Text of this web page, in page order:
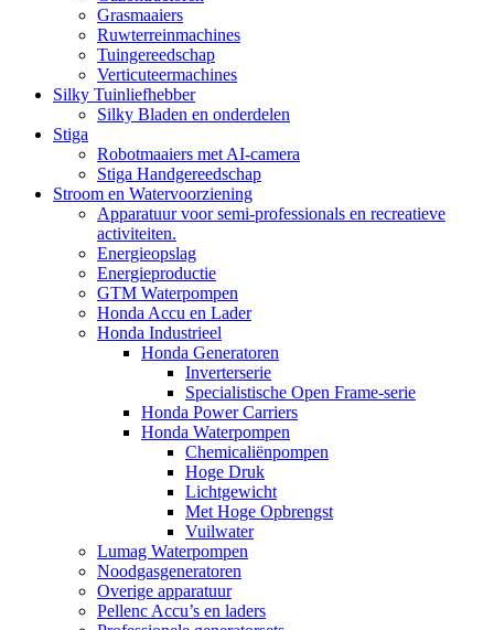
Grasmaaiers
Ruwterreinmachines
Tuingereedschap
Verticuteermachines
Silky Tuinliefhebber
Silky Bladen en onderdelen
Stiga
Robotmaaiers met AI-camera
Stiga Handgereedschap
Stroom en Watervoorziening
Apparatuur voor semi-professionals en recreatieve
activiteiten.
Energieopslag
Energieproductie
GTM Waterpompen
Honda Accu en Lader
Honda Industrieel
Honda Generatoren
Inverterserie
Specialistische Open Frame-serie
Honda Power Carriers
Honda Waterpompen
Chemicaliënpompen
Hoge Druk
Lichtgewicht
Met Hoge Opbrengst
Vuilwater
Lumag Waterpompen
Noodgasgeneratoren
Overige apparatuur
Pellenc Accu’s en laders